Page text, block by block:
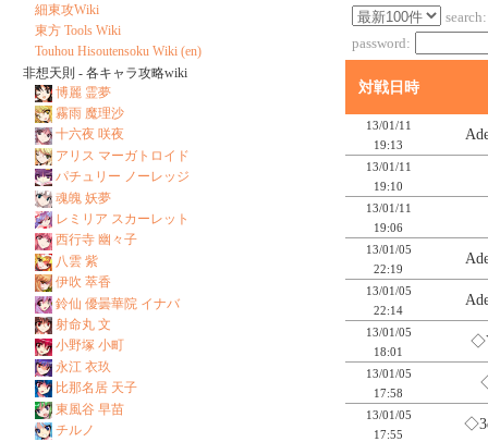
search:
password:
対戦日時
13/01/11
19:13
13/01/11
19:10
13/01/11
19:06
13/01/05
22:19
13/01/05
22:14
13/01/05
18:01
13/01/05
17:58
13/01/05
17:55
細東攻Wiki
東方 Tools Wiki
Touhou Hisoutensoku Wiki (en)
非想天則 - 各キャラ攻略wiki
博麗 霊夢
霧雨 魔理沙
十六夜 咲夜
アリス マーガトロイド
パチュリー ノーレッジ
魂魄 妖夢
レミリア スカーレット
西行寺 幽々子
八雲 紫
伊吹 萃香
鈴仙 優曇華院 イナバ
射命丸 文
小野塚 小町
永江 衣玖
比那名居 天子
東風谷 早苗
チルノ